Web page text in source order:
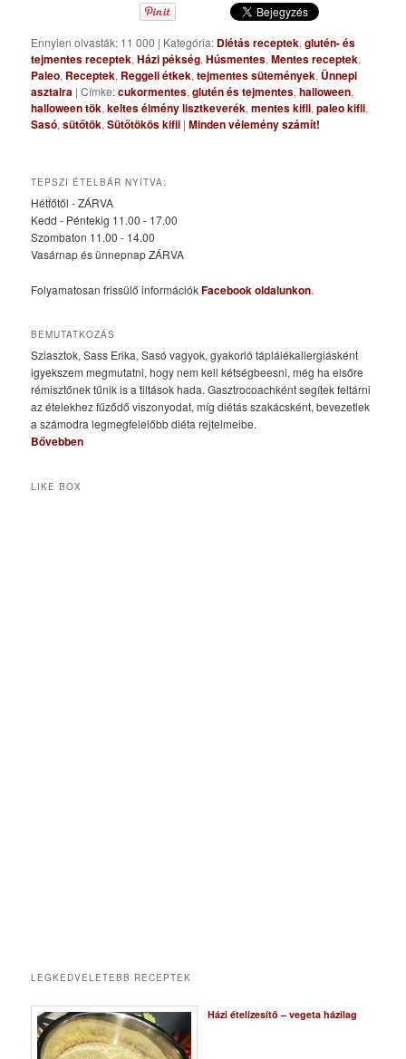
Ennyien olvasták: 11 000 | Kategória: Diétás receptek,glutén- és
tejmentes receptek,Házi pékség,Húsmentes,Mentes receptek,
Paleo, Receptek, Reggeli étkek,tejmentes sütemények, Ünnepi
asztalra |Címke:cukormentes,glutén és tejmentes,halloween,
halloween tök,keltes élmény lisztkeverék,mentes kifli,paleo kifli,
Sasó,sütőtök,Sütőtökös kifli |Minden vélemény számít!
TEPSZI ÉTELBÁR NYITVA:
Hétfőtől - ZÁRVA
Kedd - Péntekig 11.00 - 17.00
Szombaton 11.00 - 14.00
Vasárnap és ünnepnap ZÁRVA
Folyamatosan frissülő információkFacebook oldalunkon.
BEMUTATKOZÁS
Sziasztok, Sass Erika, Sasó vagyok, gyakorló táplálékallergiásként
igyekszem megmutatni, hogy nem kell kétségbeesni, még ha elsőre
rémisztőnek tűnik is a tiltások hada. Gasztrocoachként segítek feltárni
az ételekhez fűződő viszonyodat, míg diétás szakácsként, bevezetlek
a számodra legmegfelelőbb diéta rejtelmeibe.
Bővebben
LIKE BOX
LEGKEDVELETEBB RECEPTEK
Házi ételízesítő – vegeta házilag